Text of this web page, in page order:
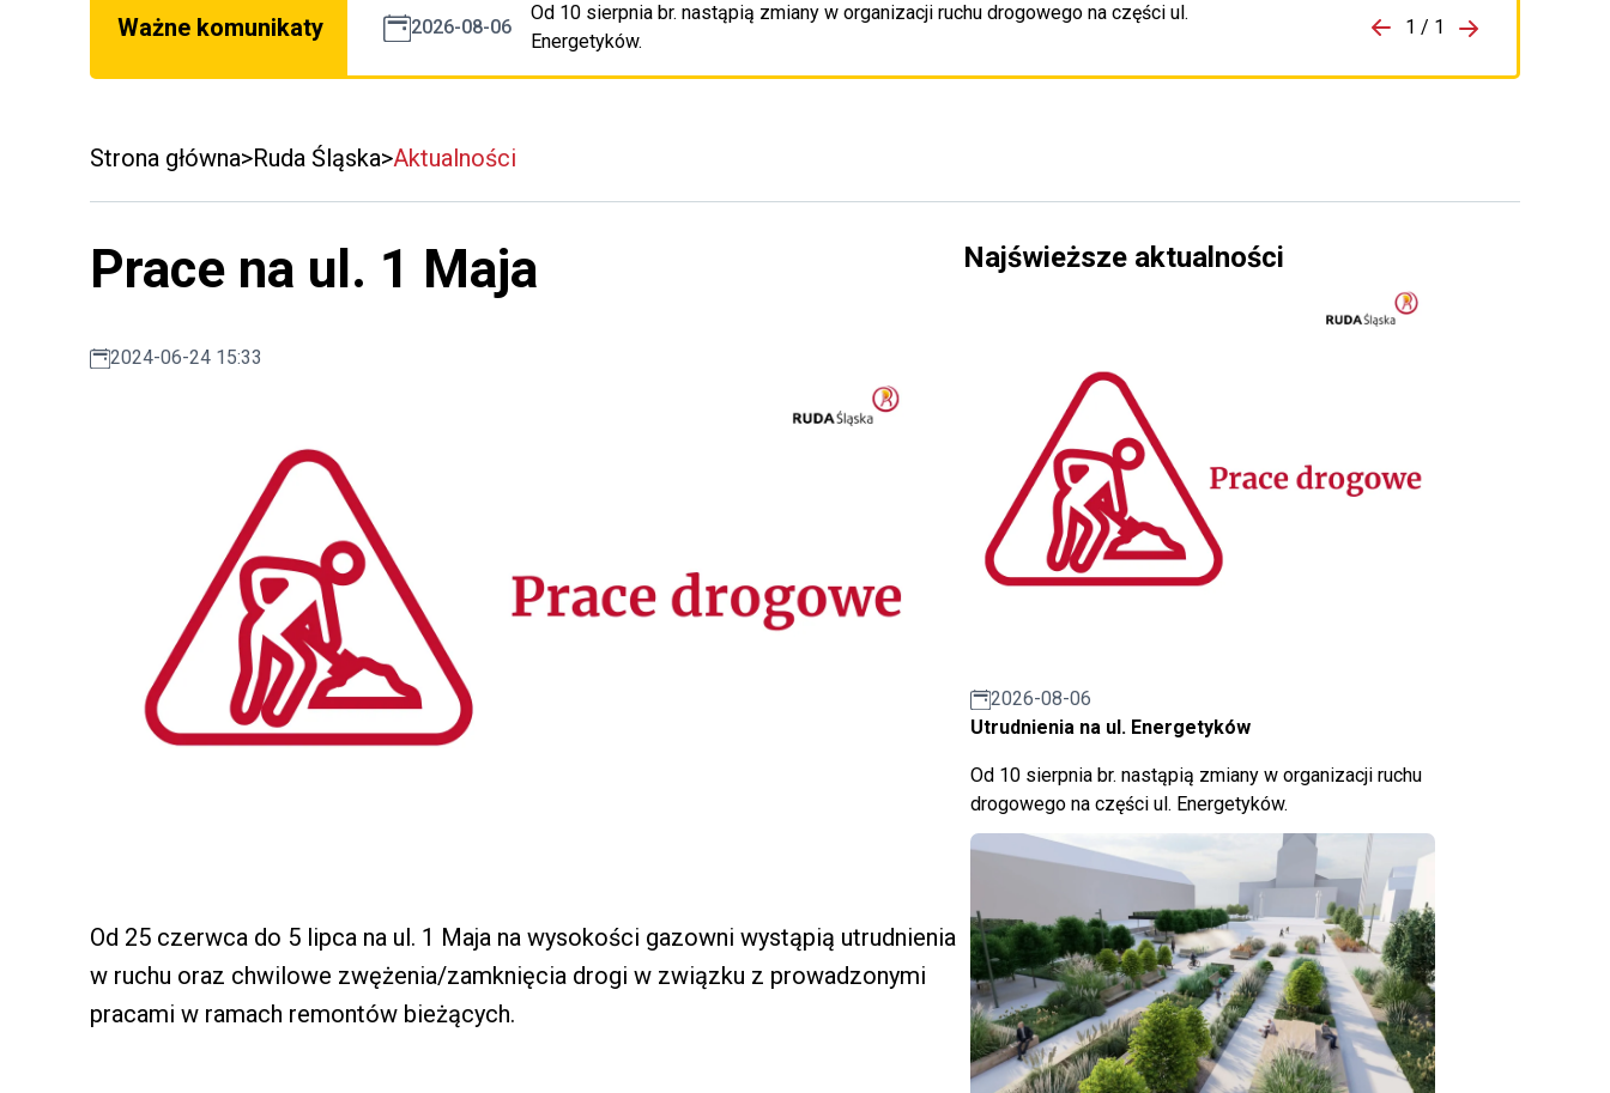
Ważne komunikaty 2026-08-06
Od 10 sierpnia br. nastąpią zmiany w organizacji ruchu drogowego na części ul.
Energetyków.
Przejdź do porzpedniego komunikatu 1 / 1
Przejdź do
Strona główna Ruda Śląska Aktualności
Prace na ul. 1 Maja
2024-06-24 15:33
Od 25 czerwca do 5 lipca na ul. 1 Maja na wysokości gazowni wystąpią utrudnienia
w ruchu oraz chwilowe zwężenia/zamknięcia drogi w związku z prowadzonymi
pracami w ramach remontów bieżących.
Najświeższe aktualności
2026-08-06
Utrudnienia na ul. Energetyków
Od 10 sierpnia br. nastąpią zmiany w organizacji ruchu
drogowego na części ul. Energetyków.